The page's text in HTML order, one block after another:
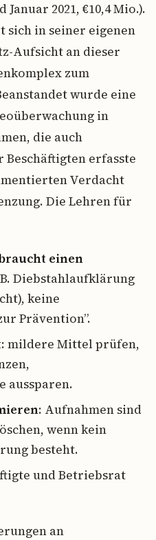
Januar 2021, €10,4 Mio.).
sich in seiner eigenen
Aufsicht an dieser
zum
wurde eine
in
die auch
erfasste
Verdacht
Die Lehren für
einen
Diebstahlaufklärung
keine
Prävention”.
: mildere Mittel prüfen,
aussparen.
: Aufnahmen sind
wenn kein
besteht.
und Betriebsrat
an